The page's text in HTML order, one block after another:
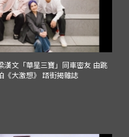
漢文「華星三寶」同車密友 由跳
《大激想》 踎街揭雜誌